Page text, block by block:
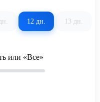
12 дн. 13 дн.
или «Все»